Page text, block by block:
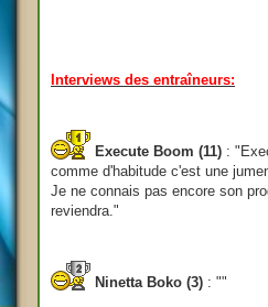
Interviews des entraîneurs:
Execute Boom (11) :
comme d'habitude c'est une
Je ne connais pas encore son
reviendra."
Ninetta Boko (3) : ""